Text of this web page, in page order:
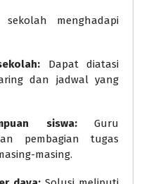
menghadapi
Dapat diatasi
dan jadwal yang
siswa:Guru
pembagian tugas
masing.